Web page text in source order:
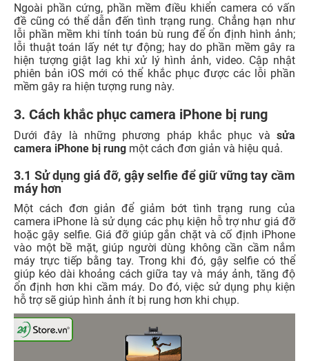
Ngoài phần cứng, phần mềm điều khiển camera có vấn
đề cũng có thể dẫn đến tình trạng rung. Chẳng hạn như
lỗi phần mềm khi tính toán bù rung để ổn định hình ảnh;
lỗi thuật toán lấy nét tự động; hay do phần mềm gây ra
hiện tượng giật lag khi xử lý hình ảnh, video. Cập nhật
phiên bản iOS mới có thể khắc phục được các lỗi phần
mềm gây ra hiện tượng rung này.
3. Cách khắc phục camera iPhone bị rung
Dưới đây là những phương pháp khắc phục và sửa
camera iPhone bị rung một cách đơn giản và hiệu quả.
3.1 Sử dụng giá đỡ, gậy selfie để giữ vững tay cầm
máy hơn
Một cách đơn giản để giảm bớt tình trạng rung của
camera iPhone là sử dụng các phụ kiện hỗ trợ như giá đỡ
hoặc gậy selfie. Giá đỡ giúp gắn chặt và cố định iPhone
vào một bề mặt, giúp người dùng không cần cầm nắm
máy trực tiếp bằng tay. Trong khi đó, gậy selfie có thể
giúp kéo dài khoảng cách giữa tay và máy ảnh, tăng độ
ổn định hơn khi cầm máy. Do đó, việc sử dụng phụ kiện
hỗ trợ sẽ giúp hình ảnh ít bị rung hơn khi chụp.